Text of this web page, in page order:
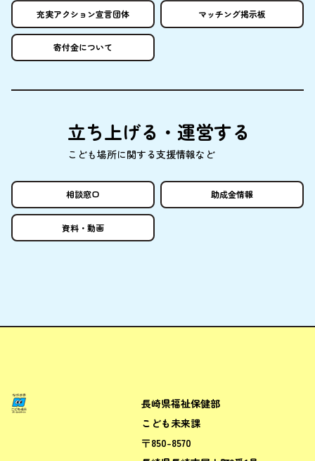
充実アクション宣言団体 マッチング掲示板
寄付金について
立ち上げる・ 運営する
こども場所に関する支援情報など
相談窓口 助成金情報
資料 ・ 動画
ながさきこども場所ポータルサ
長崎県福祉保健部
こども未来課
〒850-8570